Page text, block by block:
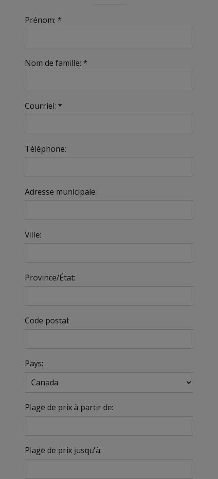
Prénom: *
Nom de famille: *
Courriel: *
Téléphone:
Adresse municipale:
Ville:
Province/État:
Code postal:
Pays:
Plage de prix à partir de:
Plage de prix jusqu'à: